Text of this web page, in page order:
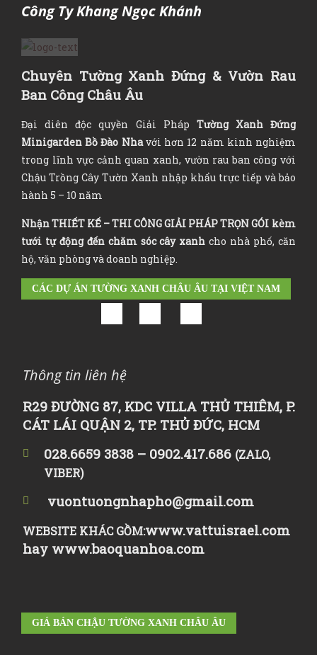
Công Ty Khang Ngọc Khánh
Chuyên Tường Xanh Đứng & Vườn Rau
Ban Công Châu Âu
Đại diên độc quyền Giải Pháp Tường Xanh Đứng
Minigarden Bồ Đào Nhavới hơn 12 năm kinh nghiệm
trong lĩnh vực cảnh quan xanh, vườn rau ban công với
Chậu Trồng Cây Tườn Xanh nhập khẩu trực tiếp và bảo
hành 5 – 10 năm
NhậnTHIẾT KẾ – THI CÔNG GIẢI PHÁP TRỌN GÓI kèm
tưới tự động đến chăm sóc cây xanh cho nhà phố, căn
hộ, văn phòng và doanh nghiệp.
CÁC DỰ ÁN TƯỜNG XANH CHÂU ÂU TẠI VIỆT NAM
Thông tin liên hệ
R29 ĐƯỜNG 87, KDC VILLA THỦ THIÊM, P.
CÁT LÁI QUẬN 2, TP. THỦ ĐỨC, HCM
028.6659 3838 – 0902.417.686 (ZALO,
VIBER)
vuontuongnhapho@gmail.com
WEBSITE KHÁC GỒM:www.vattuisrael.com
hay www.baoquanhoa.com
GIÁ BÁN CHẬU TƯỜNG XANH CHÂU ÂU